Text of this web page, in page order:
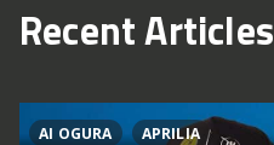
Recent Articles
AI OGURA APRILIA